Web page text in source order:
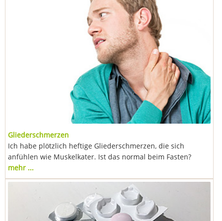
Gliederschmerzen
Ich habe plötzlich heftige Gliederschmerzen, die sich
anfühlen wie Muskelkater. Ist das normal beim Fasten?
mehr ...